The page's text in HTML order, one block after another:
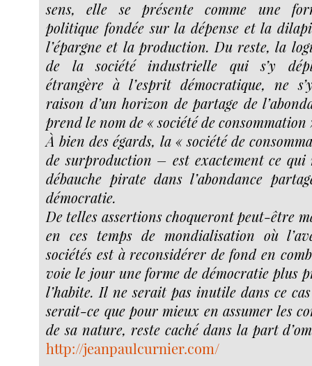
sens, elle se présente comme une
politique fondée sur la dépense et la
l’épargne et la production. Du reste, la
de la société industrielle qui s’y
étrangère à l’esprit démocratique, ne
raison d’un horizon de partage de
prend le nom de « société de consommation
À bien des égards, la « société de
de surproduction – est exactement ce qui
débauche pirate dans l’abondance
démocratie.
De telles assertions choqueront peut-être
en ces temps de mondialisation où
sociétés est à reconsidérer de fond en
voie le jour une forme de démocratie plus
l’habite. Il ne serait pas inutile dans ce cas
serait-ce que pour mieux en assumer les
de sa nature, reste caché dans la part
http://jeanpaulcurnier.com/